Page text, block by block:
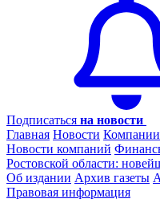
Подписаться на новости
Главная Новости
Новости компаний
Ростовской области:
Об издании Архив газеты
Правовая информация